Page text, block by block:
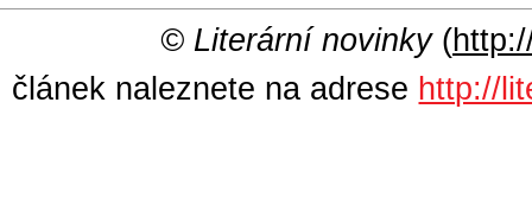
© Literární novinky(
článek naleznete na adrese http://